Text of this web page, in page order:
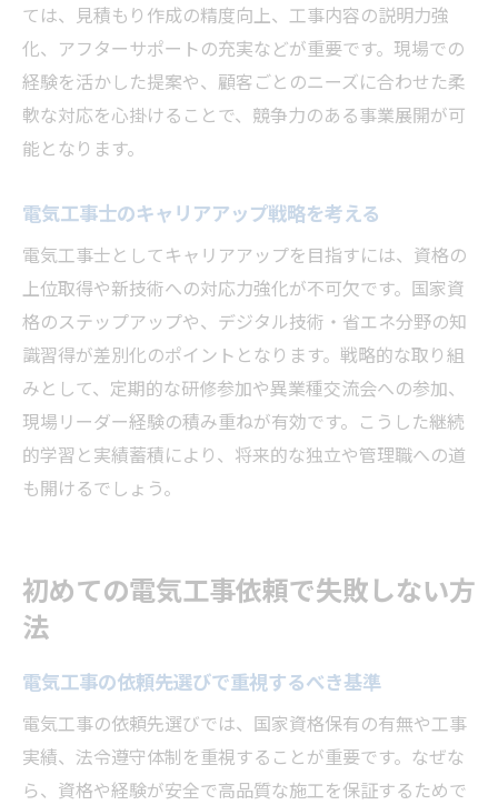
ては、見積もり作成の精度向上、工事内容の説明力強
化、アフターサポートの充実などが重要です。現場での
経験を活かした提案や、顧客ごとのニーズに合わせた柔
軟な対応を心掛けることで、競争力のある事業展開が可
能となります。
電気工事士のキャリアアップ戦略を考える
電気工事士としてキャリアアップを目指すには、資格の
上位取得や新技術への対応力強化が不可欠です。国家資
格のステップアップや、デジタル技術・省エネ分野の知
識習得が差別化のポイントとなります。戦略的な取り組
みとして、定期的な研修参加や異業種交流会への参加、
現場リーダー経験の積み重ねが有効です。こうした継続
的学習と実績蓄積により、将来的な独立や管理職への道
も開けるでしょう。
初めての電気工事依頼で失敗しない方
法
電気工事の依頼先選びで重視するべき基準
電気工事の依頼先選びでは、国家資格保有の有無や工事
実績、法令遵守体制を重視することが重要です。なぜな
ら、資格や経験が安全で高品質な施工を保証するためで